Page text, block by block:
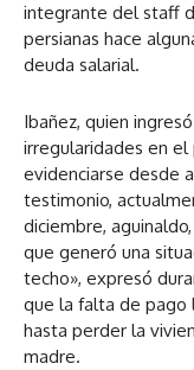
integrante del staff
persianas hace
deuda salarial.
Ibañez, quien
irregularidades en el
evidenciarse desde
testimonio,
diciembre,
que generó una
techo», expresó
que la falta de pago
hasta perder la
madre.